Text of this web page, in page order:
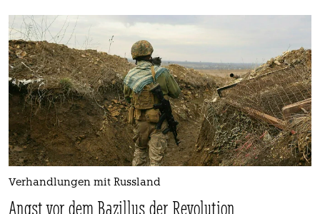
Verhandlungen mit Russland
Angst vor dem Bazillus der Revolution